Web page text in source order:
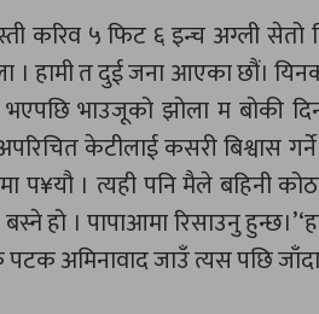
करिव ५ फिट ६ इन्च अग्ली सेतो
। हामी त दुई जना आएका छौं।
भाउजूको झोला म बोकी
केटीलाई कसरी बिश्वास
प¥यौ । त्यही पनि मैले बहिनी
बस्ने हो । पापाआमा रिसाउनु
अमिनावाद जाउँ त्यस पछि